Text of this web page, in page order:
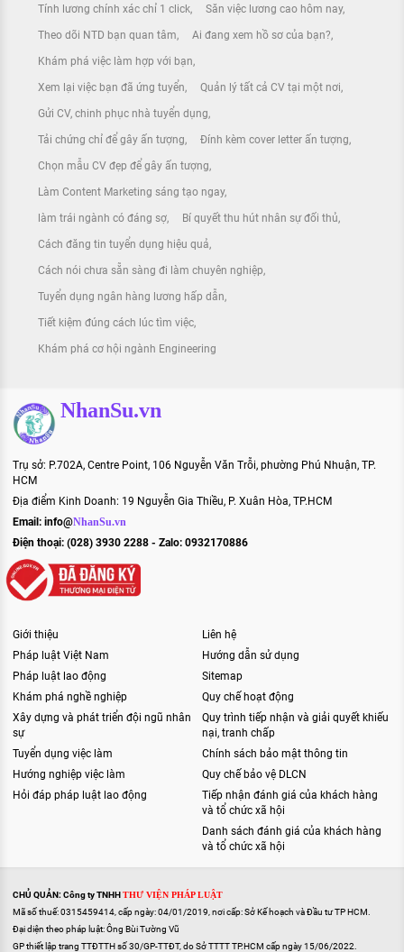
Tính lương chính xác chỉ 1 click Săn việc lương cao hôm nay
Theo dõi NTD bạn quan tâm Ai đang xem hồ sơ của bạn?
Khám phá việc làm hợp với bạn
Xem lại việc bạn đã ứng tuyển Quản lý tất cả CV tại một nơi
Gửi CV, chinh phục nhà tuyển dụng
Tải chứng chỉ để gây ấn tượng Đính kèm cover letter ấn tượng
Chọn mẫu CV đẹp để gây ấn tượng
Làm Content Marketing sáng tạo ngay
làm trái ngành có đáng sợ Bí quyết thu hút nhân sự đối thủ
Cách đăng tin tuyển dụng hiệu quả
Cách nói chưa sẵn sàng đi làm chuyên nghiệp
Tuyển dụng ngân hàng lương hấp dẫn
Tiết kiệm đúng cách lúc tìm việc
Khám phá cơ hội ngành Engineering
NhanSu.vn
Trụ sở: P.702A, Centre Point, 106 Nguyễn Văn Trỗi, phường Phú Nhuận, TP.
HCM
Địa điểm Kinh Doanh: 19 Nguyễn Gia Thiều, P. Xuân Hòa, TP.HCM
Email: info@NhanSu.vn
Điện thoại: (028) 3930 2288 - Zalo: 0932170886
Giới thiệu
Pháp luật Việt Nam
Pháp luật lao động
Khám phá nghề nghiệp
Xây dựng và phát triển đội ngũ nhân
sự
Tuyển dụng việc làm
Hướng nghiệp việc làm
Hỏi đáp pháp luật lao động
Liên hệ
Hướng dẫn sử dụng
Sitemap
Quy chế hoạt động
Quy trình tiếp nhận và giải quyết khiếu
nại, tranh chấp
Chính sách bảo mật thông tin
Quy chế bảo vệ DLCN
Tiếp nhận đánh giá của khách hàng
và tổ chức xã hội
Danh sách đánh giá của khách hàng
và tổ chức xã hội
CHỦ QUẢN: Công ty TNHHTHƯ VIỆN PHÁP LUẬT
Mã số thuế: 0315459414, cấp ngày: 04/01/2019, nơi cấp: Sở Kế hoạch và Đầu tư TP HCM.
Đại diện theo pháp luật: Ông Bùi Tường Vũ
GP thiết lập trang TTĐTTH số 30/GP-TTĐT, do Sở TTTT TP.HCM cấp ngày 15/06/2022.